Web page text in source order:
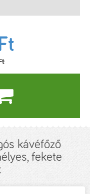
kávéfőző
fekete